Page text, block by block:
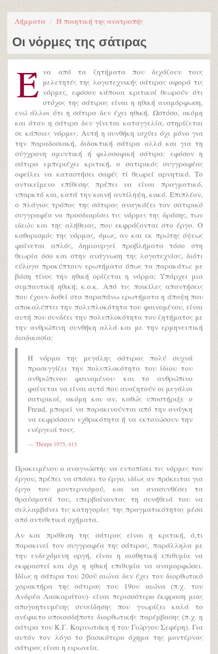
Λήμματα Η ποιητική της ανατροπής
Οι νόρμες της σάτιρας
Έ να από τα ζητήματα που διχάζουν τους
μελετητές της λογοτεχνικής σάτιρας αφορά τις
νόρμες, εφόσον κάποιοι κριτικοί θεωρούν ότι
στόχος της σάτιρας είναι η ηθική αναμόρφωση,
ενώ άλλοι ότι η σάτιρα δεν έχει ηθική. Ωστόσο, ακόμη
και όταν η σάτιρα δεν γίνεται καταγγελία, στηρίζεται
σε κάποιες νόρμες. Αυτή η συνθήκη ισχύει όχι μόνο για
την παραδοσιακή, διδακτική σάτιρα αλλά και για τη
σύγχρονη αμυντική ή φιλοσοφική σάτιρα: εφόσον η
σάτιρα εμπεριέχει κριτική, ο σατιρικός συγγραφέας
οφείλει να καταστήσει σαφές τί θεωρεί αρνητικό. Το
αντικείμενο επίθεσης πρέπει να είναι πραγματικό,
υπαρκτό και, κατά την κοινή αντίληψη, κακό. Επιπλέον,
ο πλάγιος τρόπος της σάτιρας αναγκάζει τον σατιρικό
συγγραφέα να προσδιορίσει τις νόρμες της δράσης, των
ιδεών και της αλήθειας, που εκφράζονται στο έργο. Ο
καθορισμός της νόρμας, όμως, αν και εκ πρώτης όψεως
φαίνεται απλός, δημιουργεί προβλήματα τόσο στη
θεωρία όσο και στην ανάγνωση της λογοτεχνίας, διότι
εύλογα προκύπτουν ερωτήματα όπως τα παρακάτω: με
βάση τίνος την ηθική ορίζεται η νόρμα; Υπάρχει μια
συμπαντική ηθική; κ.ο.κ. Από τις ποικίλες απαντήσεις
που έχουν δοθεί στα παραπάνω ερωτήματα η άποψη που
αποκαλύπτει την πολυπλοκότητα του φαινομένου, είναι
αυτή που συνδέει την πολυπλοκότητα του ζητήματος με
την ανθρώπινη συνθήκη αλλά και με την ερμηνευτική
διαδικασία:
Η νόρμα της μεγάλης σάτιρας πολύ συχνά
προσεγγίζει την πολυπλοκότητα του ίδιου του
ανθρώπινου φαινομένου· και το ανθρώπινο
φαίνεται να είναι αυτό που αναζητούν οι μεγάλοι
σατιρικοί, ακόμη και αν, καθώς υποστήριξε ο
Freud, μπορεί να παρακινούνται από την ανάγκη
να εκφράσουν εχθρικότητα ή να εκτονώσουν την
ενέργειά τους.
Thorpe 1975, 413
Προκειμένου ο αναγνώστης να εντοπίσει τις νόρμες του
έργου, πρέπει να σπάσει το έργο, ιδίως αν πρόκειται για
έργο του μοντερνισμού, και να ανασυνθέσει τα
θραύσματά του, υπερβαίνοντας τη συνήθειά του να
συλλαμβάνει τις κατηγορίες της πραγματικότητας μέσα
από αντιθετικά σχήματα.
Αν και πρόθεση της σάτιρας είναι η κριτική, ό,τι
παρακινεί τον συγγραφέα της σάτιρας, παράλληλα με
την ενδεχόμενη οργή, είναι η αισθητική επιθυμία να
εκφραστεί και όχι η ηθική επιθυμία να αναμορφώσει.
Ιδίως η σάτιρα του 20ού αιώνα δεν έχει τον διορθωτικό
χαρακτήρα της σάτιρας του 19ου αιώνα (π.χ. του
Ανδρέα Λασκαράτου)· είναι περισσότερο έκφραση μιας
απογοητευμένης συνείδησης που γνωρίζει καλά το
ανέφικτο οποιασδήποτε διορθωτικής παρέμβασης (π.χ. η
σάτιρα του Κ.Γ. Καρυωτάκη ή του Γιώργου Σεφέρη). Για
αυτόν τον λόγο το βασικότερο όχημα της μοντέρνας
σάτιρας είναι η ειρωνεία.